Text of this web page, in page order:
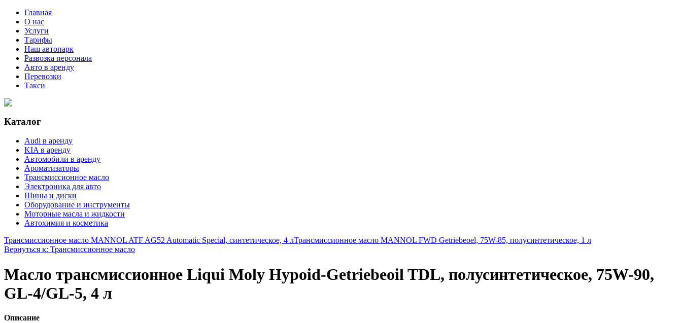
Главная
О нас
Услуги
Тарифы
Наш автопарк
Развозка персонала
Авто в аренду
Перевозки
Такси
Каталог
Audi в аренду
KIA в аренду
Автомобили в аренду
Ароматизаторы
Трансмиссионное масло
Электроника для авто
Шины и диски
Оборудование и инструменты
Моторные масла и жидкости
Автохимия и косметика
Трансмиссионное масло MANNOL ATF AG52 Automatic Special, синтетическое, 4 лТрансмиссионное масло MANNOL FWD Getriebeoel, 75W-85, полусинтетическое, 1 л
Вернуться к: Трансмиссионное масло
Масло трансмиссионное Liqui Moly Hypoid-Getriebeoil TDL, полусинтетическое, 75W-90,
GL-4/GL-5, 4 л
Описание